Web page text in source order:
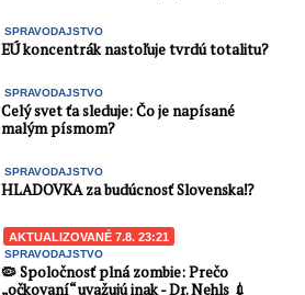
SPRAVODAJSTVO
EÚ koncentrák nastoľuje tvrdú totalitu?
SPRAVODAJSTVO
Celý svet ťa sleduje: Čo je napísané
malým písmom?
SPRAVODAJSTVO
HLADOVKA za budúcnosť Slovenska⁉️
AKTUALIZOVANÉ 7.8. 23:21
SPRAVODAJSTVO
🦠 Spoločnosť plná zombie: Prečo
„očkovaní“ uvažujú inak - Dr. Nehls 💉